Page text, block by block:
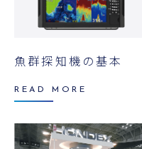
魚群探知機の基本
READ MORE